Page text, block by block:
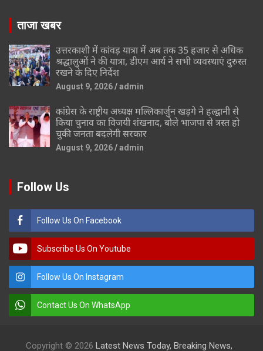
ताजा खबर
उत्तरकाशी में कांवड़ यात्रा में अब तक 35 हजार से अधिक
श्रद्धालुओं ने की यात्रा, डीएम आर्य ने सभी व्यवस्थाएं दुरुस्त
रखने के दिए निर्देश
August 9, 2026 admin
कांग्रेस के राष्ट्रीय अध्यक्ष मल्लिकार्जुन खड़गे ने हल्द्वानी से
किया चुनाव का विजयी शंखनाद, बोले भाजपा से त्रस्त हो
चुकी जनता बदलेगी सरकार
August 9, 2026 admin
Follow Us
Follow Us On Facebook
Subscribe Us On Youtube
Follow Us On Instagram
Contact Us On WhatsApp
Copyright © 2026 Latest News Today, Breaking News,